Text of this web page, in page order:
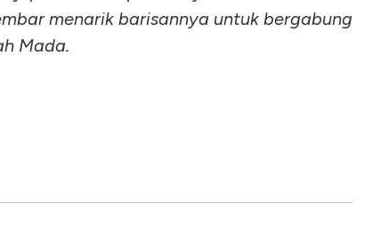
menarik barisannya untuk bergabung
Mada.